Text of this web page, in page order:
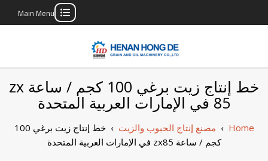
Main Menu
بناء مصنع إنتاج
الزيوت النباتية
الخاص بك
خط إنتاج زيت برغي 100 كجم / ساعة zx
85 في الإمارات العربية المتحدة
Home
› مصنع إنتاج الحبوب والزيت ›
خط إنتاج زيت برغي 100
كجم / ساعة zx85 في الإمارات العربية المتحدة